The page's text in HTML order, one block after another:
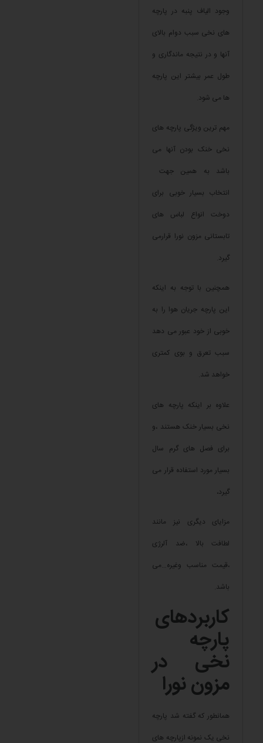
وجود الیاف پنبه در پارچه
های نخی سبب دوام بالای
آنها و در نتیجه ماندگاری و
طول عمر بیشتر این پارچه
ها می شود.
مهم ترین ویژگی پارچه های
نخی خنک بودن آنها می
باشد به همین جهت
انتخاب بسیار خوبی برای
دوخت انواع لباس های
تابستانی مزون نورا قرارمی
گیرد.
همچنین با توجه به اینکه
این پارچه جریان هوا را به
خوبی از خود عبور می دهد
سبب تعرق و بوی کمتری
خواهد شد.
علاوه بر اینکه پارچه های
نخی بسیار خنک هستند ،و
برای فصل های گرم سال
بسیار مورد استفاده قرار می
گیرد،
مزایای دیگری نیز مانند
لطافت بالا ،ضد آلرژی
،قیمت‌ مناسب وغیره…می
باشد.
کاربردهای
پارچه
نخی در
مزون نورا
همانطور که گفته شد پارچه
نخی یک نمونه از‌پارچه های